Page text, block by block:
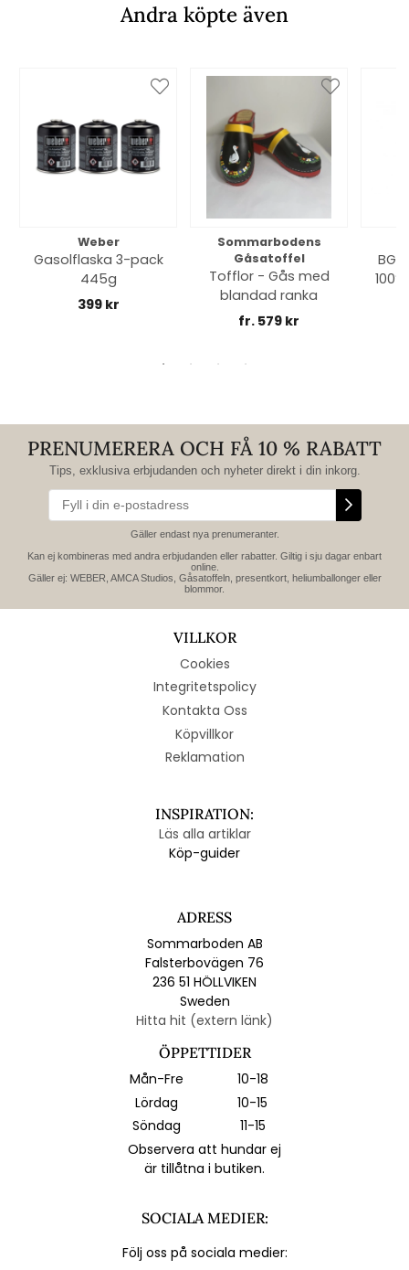
Andra köpte även
Weber
Gasolflaska 3-pack
445g
399 kr
Sommarbodens
Gåsatoffel
Tofflor - Gås med
blandad ranka
fr. 579 kr
PRENUMERERA OCH FÅ 10 % RABATT
Tips, exklusiva erbjudanden och nyheter direkt i din inkorg.
Gäller endast nya prenumeranter.
Kan ej kombineras med andra erbjudanden eller rabatter. Giltig i sju dagar enbart
online.
Gäller ej: WEBER, AMCA Studios, Gåsatoffeln, presentkort, heliumballonger eller
blommor.
VILLKOR
Cookies
Integritetspolicy
Kontakta Oss
Köpvillkor
Reklamation
INSPIRATION:
Läs alla artiklar
Köp-guider
ADRESS
Sommarboden AB
Falsterbovägen 76
236 51 HÖLLVIKEN
Sweden
Hitta hit (extern länk)
ÖPPETTIDER
Mån-Fre
10-18
Lördag
10-15
Söndag
11-15
Observera att hundar ej
är tillåtna i butiken.
SOCIALA MEDIER:
Följ oss på sociala medier: